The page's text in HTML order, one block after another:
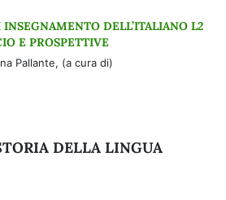
DELL’ITALIANO L2
E PROSPETTIVE
Pallante, (a cura di)
DELLA LINGUA